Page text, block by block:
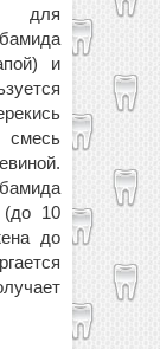
для
и
смесь
(до 10
до